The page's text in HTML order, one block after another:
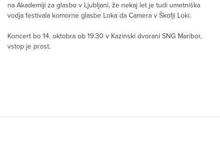
na Akademiji za glasbo v Ljubljani, že nekaj let je tudi umetniška
vodja festivala komorne glasbe Loka da Camera v Škofji Loki.
Koncert bo 14. oktobra ob 19.30 v Kazinski dvorani SNG Maribor,
vstop je prost.